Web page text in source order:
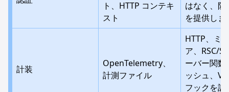
ト、HTTP コンテキ
スト
はなく、防
を提供しま
計装
OpenTelemetry、
計測ファイル
HTTP、ミ
ア、RSC/
ーバー関数
ッシュ、
フックを計